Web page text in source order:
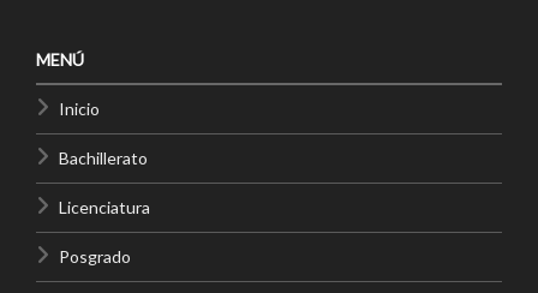
MENÚ
Inicio
Bachillerato
Licenciatura
Posgrado